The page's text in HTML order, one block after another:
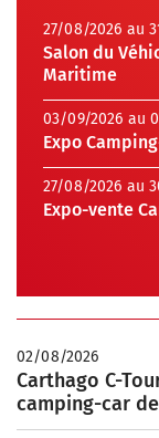
27/08/2026 au
Salon du
Maritime
03/09/2026 au
Expo
27/08/2026 au
Expo-vente
02/08/2026
Carthago C-
camping-car